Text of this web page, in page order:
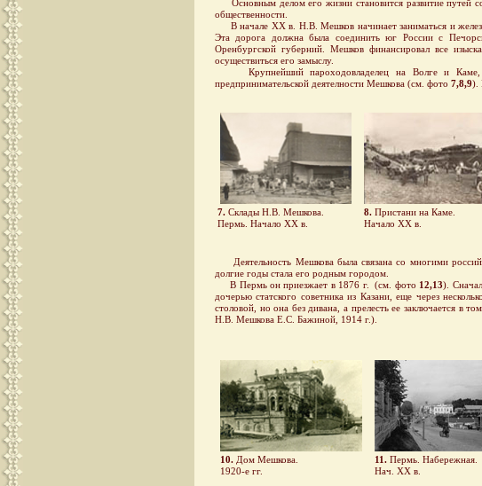
Основным делом его жизни становится развитие путей
общественности.
В начале ХХ в. Н.В. Мешков начинает заниматься и
Эта дорога должна была соединить юг России с
Оренбургской губерний. Мешков финансировал все
осуществиться его замыслу.
Крупнейший пароходовладелец на Волге и Каме,
предпринимательской деятелности Мешкова (см. фото 7,8,9).
7. Склады Н.В. Мешкова.
Пермь. Начало ХХ в.
8. Пристани на Каме.
Начало ХХ в.
Деятельность Мешкова была связана со многими
долгие годы стала его родным городом.
В Пермь он приезжает в 1876 г. (см. фото 12,13).
дочерью статского советника из Казани, еще через
столовой, но она без дивана, а прелесть ее заключается в
Н.В. Мешкова Е.С. Бажиной, 1914 г.).
10. Дом Мешкова.
1920-е гг.
11. Пермь. Набережная.
Нач. ХХ в.